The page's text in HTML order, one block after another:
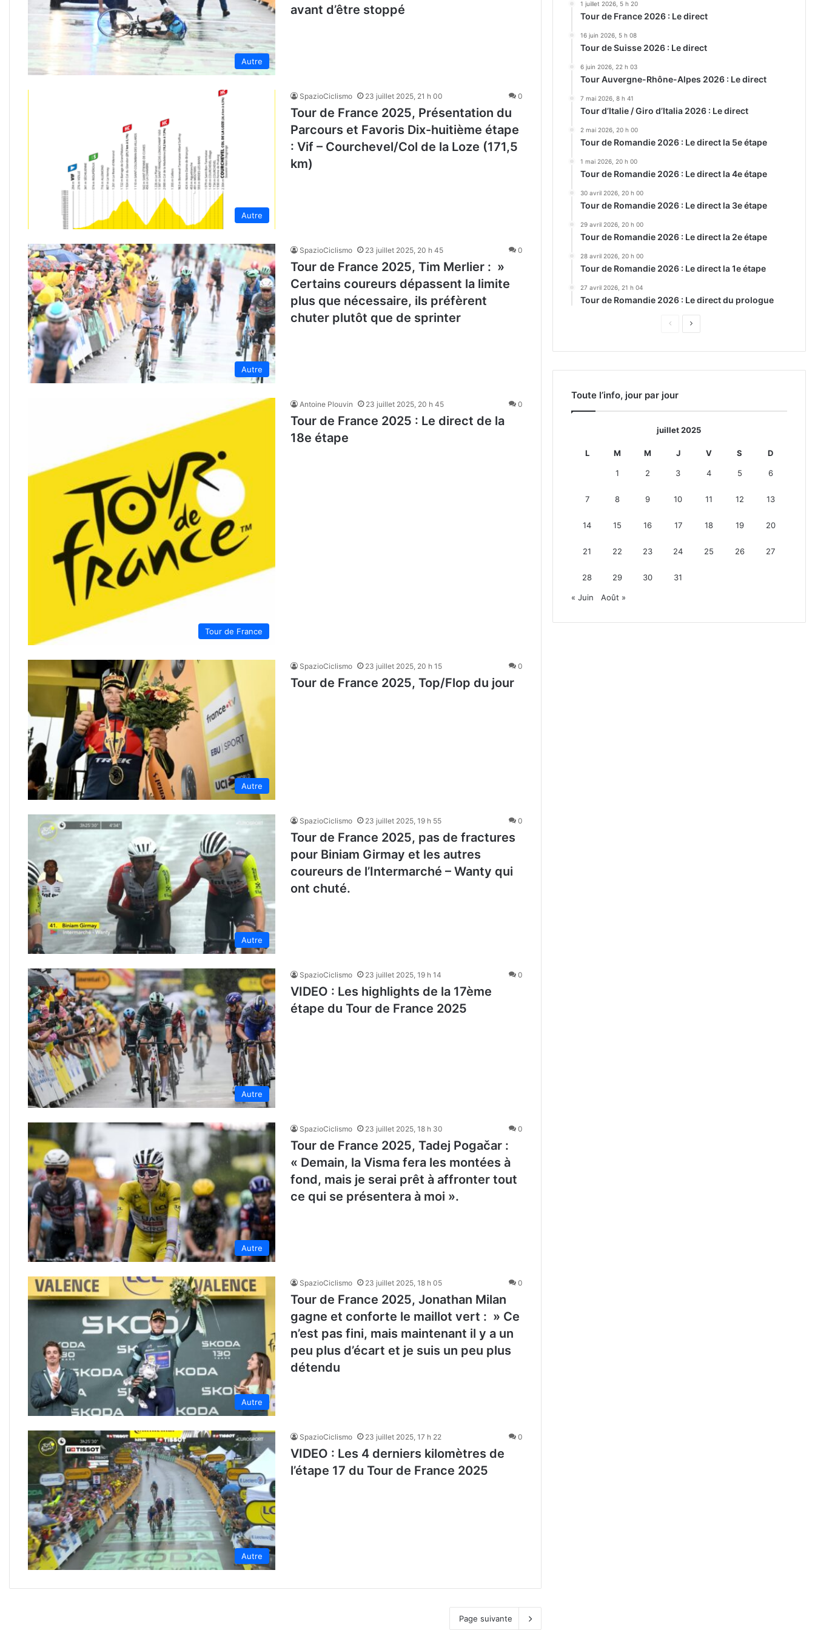
Autre
avant d’être stoppé
Autre
SpazioCiclismo 23 juillet 2025, 21 h 00 0
Tour de France 2025, Présentation du
Parcours et Favoris Dix-huitième étape
: Vif – Courchevel/Col de la Loze (171,5
km)
Autre
SpazioCiclismo 23 juillet 2025, 20 h 45 0
Tour de France 2025, Tim Merlier : »
Certains coureurs dépassent la limite
plus que nécessaire, ils préfèrent
chuter plutôt que de sprinter
Tour de France
Antoine Plouvin 23 juillet 2025, 20 h 45 0
Tour de France 2025 : Le direct de la
18e étape
Autre
SpazioCiclismo 23 juillet 2025, 20 h 15 0
Tour de France 2025, Top/Flop du jour
Autre
SpazioCiclismo 23 juillet 2025, 19 h 55 0
Tour de France 2025, pas de fractures
pour Biniam Girmay et les autres
coureurs de l’Intermarché – Wanty qui
ont chuté.
Autre
SpazioCiclismo 23 juillet 2025, 19 h 14 0
VIDEO : Les highlights de la 17ème
étape du Tour de France 2025
Autre
SpazioCiclismo 23 juillet 2025, 18 h 30 0
Tour de France 2025, Tadej Pogačar :
« Demain, la Visma fera les montées à
fond, mais je serai prêt à affronter tout
ce qui se présentera à moi ».
Autre
SpazioCiclismo 23 juillet 2025, 18 h 05 0
Tour de France 2025, Jonathan Milan
gagne et conforte le maillot vert : » Ce
n’est pas fini, mais maintenant il y a un
peu plus d’écart et je suis un peu plus
détendu
Autre
SpazioCiclismo 23 juillet 2025, 17 h 22 0
VIDEO : Les 4 derniers kilomètres de
l’étape 17 du Tour de France 2025
Page suivante
1 juillet 2026, 5 h 20
Tour de France 2026 : Le direct
16 juin 2026, 5 h 08
Tour de Suisse 2026 : Le direct
6 juin 2026, 22 h 03
Tour Auvergne-Rhône-Alpes 2026 : Le direct
7 mai 2026, 8 h 41
Tour d’Italie / Giro d’Italia 2026 : Le direct
2 mai 2026, 20 h 00
Tour de Romandie 2026 : Le direct la 5e étape
1 mai 2026, 20 h 00
Tour de Romandie 2026 : Le direct la 4e étape
30 avril 2026, 20 h 00
Tour de Romandie 2026 : Le direct la 3e étape
29 avril 2026, 20 h 00
Tour de Romandie 2026 : Le direct la 2e étape
28 avril 2026, 20 h 00
Tour de Romandie 2026 : Le direct la 1e étape
27 avril 2026, 21 h 04
Tour de Romandie 2026 : Le direct du prologue
Page
Page
Toute l’info, jour par jour
juillet 2025
L M M J V S D
1 2 3 4 5 6
7 8 9 10 11 12 13
14 15 16 17 18 19 20
21 22 23 24 25 26 27
28 29 30 31
« Juin Août »